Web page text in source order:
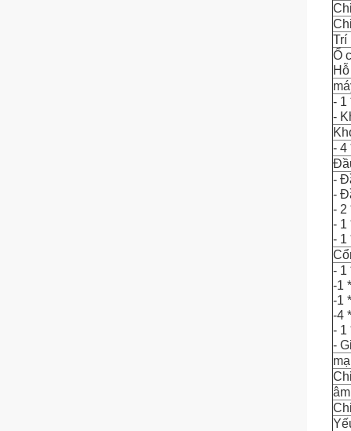
Trí
Ổ
- 1
-
- 4
-
-
- 2
- 1
- 1
- 1
-1
-1
-4
- 1
-